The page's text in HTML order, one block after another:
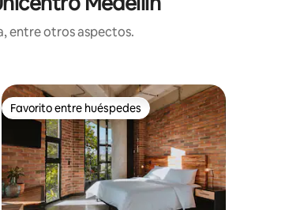
entre otros aspectos.
Favorito entre huéspedes
Favorito entre huéspedes